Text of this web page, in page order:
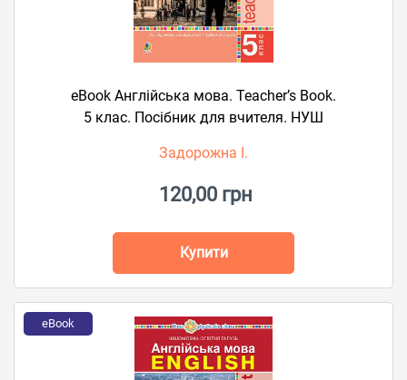
eBook Англійська мова. Teacher’s Book.
5 клас. Посібник для вчителя. НУШ
Задорожна І.
120,00 грн
Купити
eBook